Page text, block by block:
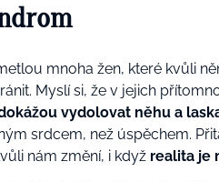
mnoha žen, které kvůli
. Myslí si, že v jejich
vydolovat něhu a
srdcem, než úspěchem.
nám změní, i když realita je